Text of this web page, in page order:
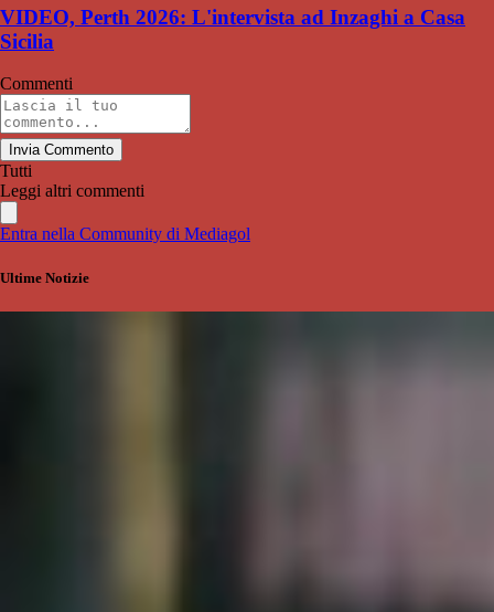
VIDEO, Perth 2026: L'intervista ad Inzaghi a Casa
Sicilia
Commenti
Invia Commento
Tutti
Leggi altri commenti
Entra nella Community di Mediagol
Ultime Notizie